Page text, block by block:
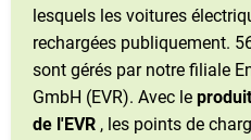
lesquels les voitures
rechargées publiquement.
sont gérés par notre filiale
GmbH (EVR). Avec le
de l'EVR , les points de